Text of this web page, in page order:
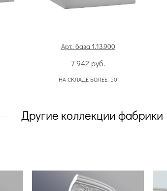
Арт. база 1.13.900
7 942 руб.
НА СКЛАДЕ БОЛЕЕ: 50
Другие коллекции фабрики